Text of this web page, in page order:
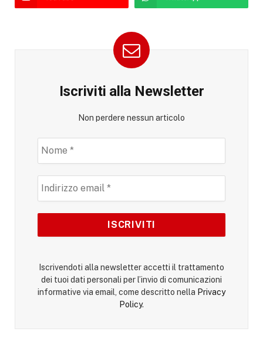
Iscriviti alla Newsletter
Non perdere nessun articolo
Iscrivendoti alla newsletter accetti il trattamento
dei tuoi dati personali per l’invio di comunicazioni
informative via email, come descritto nella Privacy
Policy.